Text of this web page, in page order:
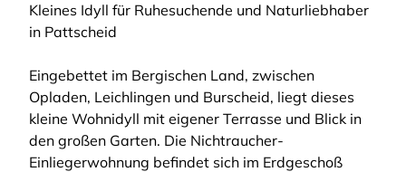
Kleines Idyll für Ruhesuchende und Naturliebhaber
in Pattscheid
Eingebettet im Bergischen Land, zwischen
Opladen, Leichlingen und Burscheid, liegt dieses
kleine Wohnidyll mit eigener Terrasse und Blick in
den großen Garten. Die Nichtraucher-
Einliegerwohnung befindet sich im Erdgeschoß